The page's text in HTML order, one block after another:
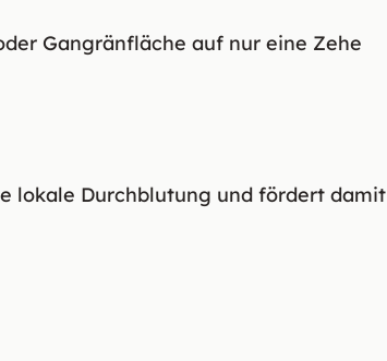
Gangränfläche auf nur eine Zehe
lokale Durchblutung und fördert damit